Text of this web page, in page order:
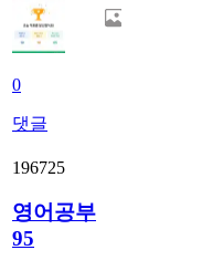
0
댓글
196725
영어공부
95